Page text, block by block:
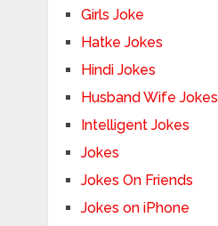
Girls Joke
Hatke Jokes
Hindi Jokes
Husband Wife Jokes
Intelligent Jokes
Jokes
Jokes On Friends
Jokes on iPhone